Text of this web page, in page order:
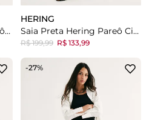
Saia Hering Marrom Pareô Cintura Alta Com Linho
HERING
Saia Preta Hering Pareô Cintura Alta Estampada
R$ 199,99 R$ 133,99
-27%